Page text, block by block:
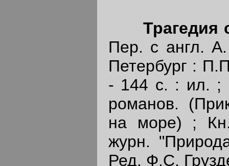
Трагедия
Пер. с англ.
Петербург :
- 144 с. : ил. ;
романов.
на море) ;
журн.
Ред. Ф.С.